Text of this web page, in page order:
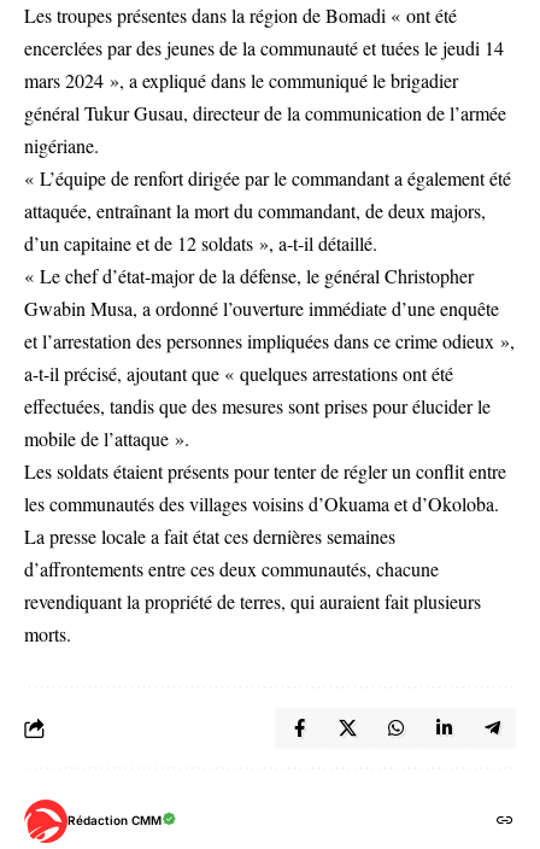
Les troupes présentes dans la région de Bomadi « ont été
encerclées par des jeunes de la communauté et tuées le jeudi 14
mars 2024 », a expliqué dans le communiqué le brigadier
général Tukur Gusau, directeur de la communication de l’armée
nigériane.
« L’équipe de renfort dirigée par le commandant a également été
attaquée, entraînant la mort du commandant, de deux majors,
d’un capitaine et de 12 soldats », a-t-il détaillé.
« Le chef d’état-major de la défense, le général Christopher
Gwabin Musa, a ordonné l’ouverture immédiate d’une enquête
et l’arrestation des personnes impliquées dans ce crime odieux »,
a-t-il précisé, ajoutant que « quelques arrestations ont été
effectuées, tandis que des mesures sont prises pour élucider le
mobile de l’attaque ».
Les soldats étaient présents pour tenter de régler un conflit entre
les communautés des villages voisins d’Okuama et d’Okoloba.
La presse locale a fait état ces dernières semaines
d’affrontements entre ces deux communautés, chacune
revendiquant la propriété de terres, qui auraient fait plusieurs
morts.
Rédaction CMM